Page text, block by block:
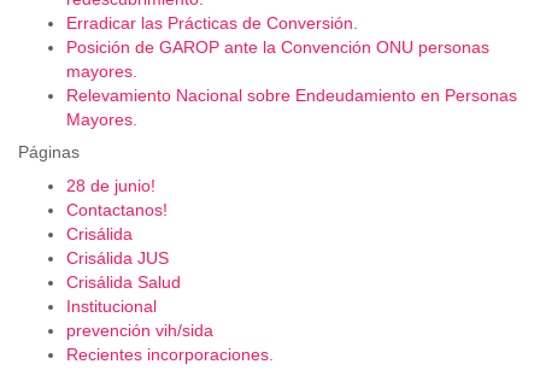
Erradicar las Prácticas de Conversión.
Posición de GAROP ante la Convención ONU personas
mayores.
Relevamiento Nacional sobre Endeudamiento en Personas
Mayores.
Páginas
28 de junio!
Contactanos!
Crisálida
Crisálida JUS
Crisálida Salud
Institucional
prevención vih/sida
Recientes incorporaciones.